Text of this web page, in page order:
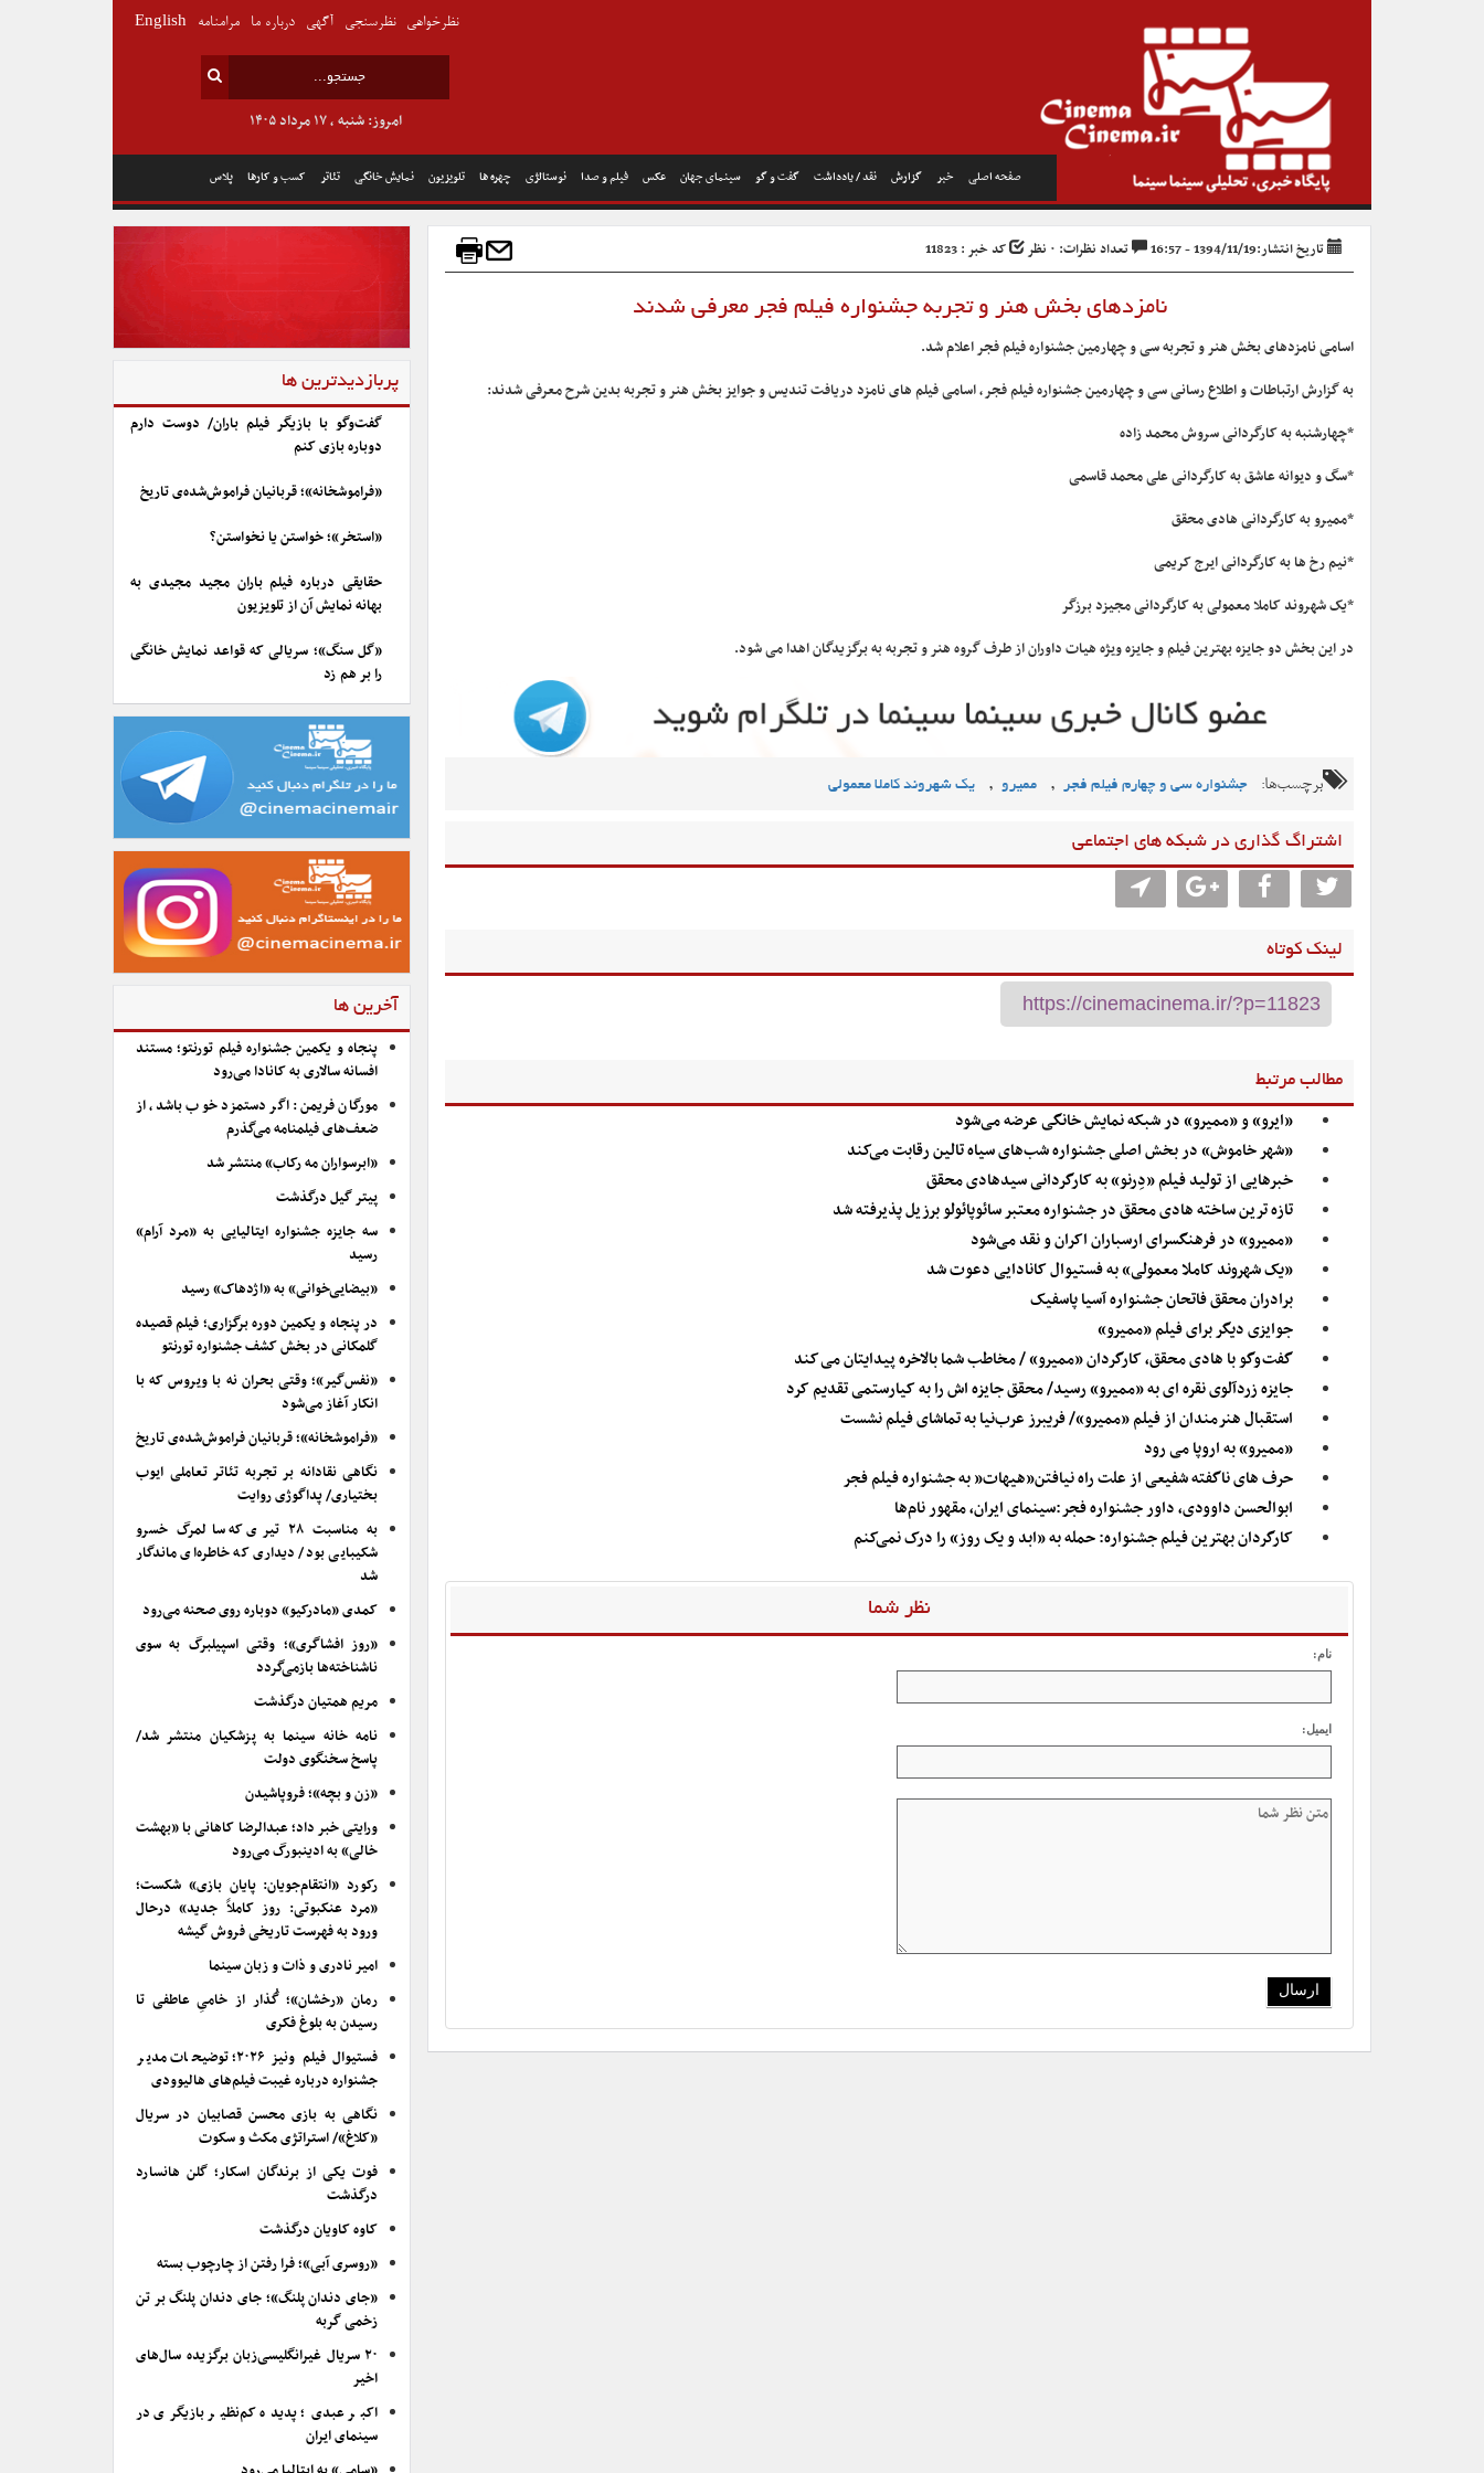
صفحه اصلی خبر گزارش نقد / یادداشت گفت و گو سینمای جهان عکس فیلم و صدا نوستالژی چهره ها تلویزیون نمایش خانگی تئاتر کسب و کارها پلاس
امروز: شنبه , ۱۷ مرداد ۱۴۰۵
نظرخواهی نظرسنجی آگهی درباره ما مرامنامه English
تاریخ انتشار:1394/11/19 - 16:57 تعداد نظرات: ۰ نظر کد خبر : 11823
نامزدهای بخش هنر و تجربه جشنواره فیلم فجر معرفی شدند
اسامی نامزدهای بخش هنر و تجربه سی و چهارمین جشنواره فیلم فجر اعلام شد.
به گزارش ارتباطات و اطلاع رسانی سی و چهارمین جشنواره فیلم فجر، اسامی فیلم های نامزد دریافت تندیس و جوایز بخش هنر و تجربه بدین شرح معرفی شدند:
*چهارشنبه به کارگردانی سروش محمد زاده
*سگ و دیوانه عاشق به کارگردانی علی محمد قاسمی
*ممیرو به کارگردانی هادی محقق
*نیم رخ ها به کارگردانی ایرج کریمی
*یک شهروند کاملا معمولی به کارگردانی مجیزد برزگر
در این بخش دو جایزه بهترین فیلم و جایزه ویژه هیات داوران از طرف گروه هنر و تجربه به برگزیدگان اهدا می شود.
برچسب‌ها: جشنواره سی و چهارم فیلم فجر , ممیرو , یک شهروند کاملا معمولی
اشتراگ گذاری در شبکه های اجتماعی
لینک کوتاه
مطالب مرتبط
«ایرو» و «ممیرو» در شبکه نمایش خانگی عرضه می‌شود
«شهر خاموش» در بخش اصلی جشنواره شب‌های سیاه تالین رقابت می‌کند
خبرهایی از تولید فیلم «دِرنو» به کارگردانی سیدهادی محقق
تازه ترین ساخته هادی محقق در جشنواره معتبر سائوپائولو برزیل پذیرفته شد
«ممیرو» در فرهنگسرای ارسباران اکران و نقد می‌شود
«یک شهروند کاملا معمولی» به فستیوال کانادایی دعوت شد
برادران محقق فاتحان جشنواره آسیا پاسفیک
جوایزی دیگر برای فیلم «ممیرو»
گفت وگو با هادی محقق، کارگردان «ممیرو» / مخاطب شما بالاخره پیدایتان می کند
جایزه زردآلوی نقره ای به «ممیرو» رسید/ محقق جایزه اش را به کیارستمی تقدیم کرد
استقبال هنرمندان از فیلم «ممیرو»/ فریبرز عرب‌نیا به تماشای فیلم نشست
«ممیرو» به اروپا می رود
حرف های ناگفته شفیعی از علت راه نیافتن”هیهات” به جشنواره فیلم فجر
ابوالحسن داوودی، داور جشنواره فجر:سینمای ایران، مقهور نام‌ها
کارگردان بهترین فیلم جشنواره: حمله به «ابد و یک روز» را درک نمی‌کنم
نظر شما
نام:
ایمیل:
پربازدیدترین ها
گفت‌وگو با بازیگر فیلم باران/ دوست دارم
دوباره بازی کنم
«فراموشخانه»؛ قربانیان فراموش‌شده‌ی تاریخ
«استخر»؛ خواستن یا نخواستن؟
حقایقی درباره فیلم باران مجید مجیدی به
بهانه نمایش آن از تلویزیون
«گل سنگ»؛ سریالی که قواعد نمایش خانگی
را بر هم زد
آخرین ها
پنجاه و یکمین جشنواره فیلم تورنتو؛ مستند
افسانه سالاری به کانادا می‌رود
مورگان فریمن: اگر دستمزد خوب باشد، از
ضعف‌های فیلمنامه می‌گذرم
«ابرسواران مه رکاب» منتشر شد
پیتر گیل درگذشت
سه جایزه جشنواره ایتالیایی به «مرد آرام»
رسید
«بیضایی‌خوانی» به «اژدهاک» رسید
در پنجاه و یکمین دوره برگزاری؛ فیلم قصیده
گلمکانی در بخش کشف جشنواره تورنتو
«نفس‌گیر»؛ وقتی بحران نه با ویروس که با
انکار آغاز می‌شود
«فراموشخانه»؛ قربانیان فراموش‌شده‌ی تاریخ
نگاهی نقادانه بر تجربه تئاتر تعاملی ایوب
بختیاری/ پداگوژی روایت
به مناسبت ۲۸ تیری که سالمرگ خسرو
شکیبایی بود/ دیداری که خاطره‌ای ماندگار
شد
کمدی «مادرکیو» دوباره روی صحنه می‌رود
«روز افشاگری»؛ وقتی اسپیلبرگ به سوی
ناشناخته‌ها بازمی‌گردد
مریم همتیان درگذشت
نامه خانه سینما به پزشکیان منتشر شد/
پاسخ سخنگوی دولت
«زن و بچه»؛ فروپاشیدن
ورایتی خبر داد؛ عبدالرضا کاهانی با «بهشت
خالی» به ادینبورگ می‌رود
رکورد «انتقام‌جویان: پایان بازی» شکست؛
«مرد عنکبوتی: روز کاملاً جدید» درحال
ورود به فهرست تاریخی فروش گیشه
امیر نادری و ذات و زبان سینما
رمان «رخشان»؛ گُذار از خامیِ عاطفی تا
رسیدن به بلوغ فکری
فستیوال فیلم ونیز ۲۰۲۶؛ توضیحات مدیر
جشنواره درباره غیبت فیلم‌های هالیوودی
نگاهی به بازی محسن قصابیان در سریال
«کلاغ»/ استراتژی مکث و سکوت
فوت یکی از برندگان اسکار؛ گلن هانسارد
درگذشت
کاوه کاویان درگذشت
«روسری آبی»؛ فرا رفتن از چارچوب بسته
«جای دندان پلنگ»؛ جای دندان پلنگ بر تن
زخمی گربه
۲۰ سریال غیرانگلیسی‌زبان برگزیده سال‌های
اخیر
اکبر عبدی؛ پدیده کم‌نظیر بازیگری در
سینمای ایران